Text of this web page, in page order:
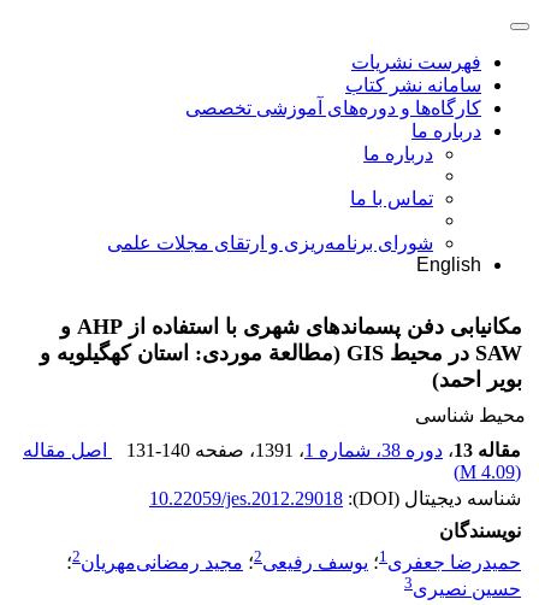
فهرست نشریات
سامانه نشر کتاب
کارگاه‌ها و دوره‌های آموزشی تخصصی
درباره ما
درباره ما
تماس با ما
شورای برنامه‌ریزی و ارتقای مجلات علمی
English
مکانیابی دفن پسماند‌های شهری با استفاده از AHP و
SAW در محیط GIS (مطالعة موردی: استان کهگیلویه و
بویر احمد)
محیط شناسی
مقاله 13
، دوره 38، شماره 1 ، 1391 ، صفحه 131-140
اصل مقاله
(
4.09 M
)
شناسه دیجیتال (DOI):
10.22059/jes.2012.29018
نویسندگان
حمیدرضا جعفری1؛ یوسف رفیعی2؛ مجید رمضانی‌مهریان2؛
حسین نصیری3